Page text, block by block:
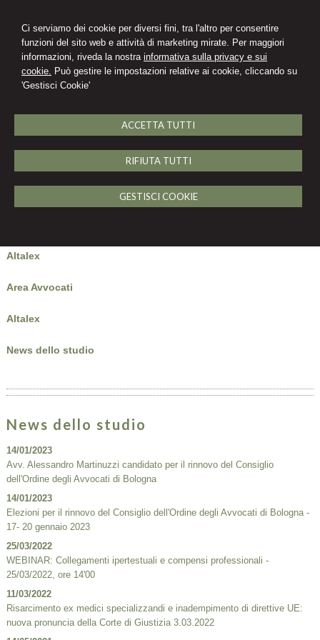
Ci serviamo dei cookie per diversi fini, tra l'altro per consentire
funzioni del sito web e attività di marketing mirate. Per maggiori
informazioni, riveda la nostra informativa sulla privacy e sui
cookie. Può gestire le impostazioni relative ai cookie, cliccando su
'Gestisci Cookie'
ACCETTA TUTTI
RIFIUTA TUTTI
GESTISCI COOKIE
Altalex
Area Avvocati
Altalex
News dello studio
News dello studio
14/01/2023
Avv. Alessandro Martinuzzi candidato per il rinnovo del Consiglio
dell'Ordine degli Avvocati di Bologna
14/01/2023
Elezioni per il rinnovo del Consiglio dell'Ordine degli Avvocati di Bologna -
17- 20 gennaio 2023
25/03/2022
WEBINAR: Collegamenti ipertestuali e compensi professionali -
25/03/2022, ore 14'00
11/03/2022
Risarcimento ex medici specializzandi e inadempimento di direttive UE:
nuova pronuncia della Corte di Giustizia 3.03.2022